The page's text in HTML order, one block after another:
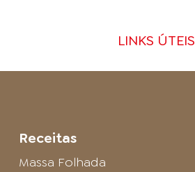
LINKS ÚTEIS
Receitas
Massa Folhada